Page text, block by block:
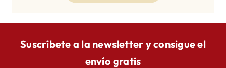
Suscríbete a la newsletter y consigue el
envío gratis